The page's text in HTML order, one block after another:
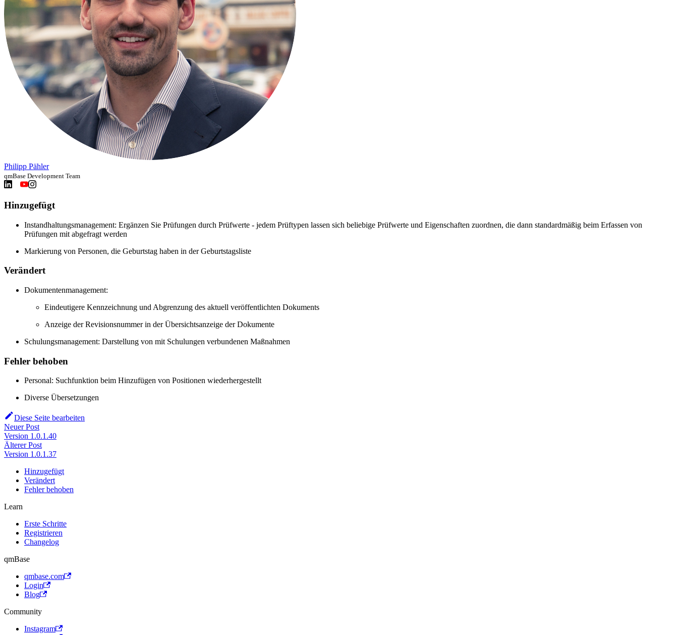
Philipp Pähler
qmBase Development Team
Hinzugefügt
Instandhaltungsmanagement: Ergänzen Sie Prüfungen durch Prüfwerte - jedem Prüftypen lassen sich beliebige Prüfwerte und Eigenschaften zuordnen, die dann standardmäßig beim Erfassen von
Prüfungen mit abgefragt werden
Markierung von Personen, die Geburtstag haben in der Geburtstagsliste
Verändert
Dokumentenmanagement:
Eindeutigere Kennzeichnung und Abgrenzung des aktuell veröffentlichten Dokuments
Anzeige der Revisionsnummer in der Übersichtsanzeige der Dokumente
Schulungsmanagement: Darstellung von mit Schulungen verbundenen Maßnahmen
Fehler behoben
Personal: Suchfunktion beim Hinzufügen von Positionen wiederhergestellt
Diverse Übersetzungen
Diese Seite bearbeiten
Neuer Post
Version 1.0.1.40
Älterer Post
Version 1.0.1.37
Hinzugefügt
Verändert
Fehler behoben
Learn
Erste Schritte
Registrieren
Changelog
qmBase
qmbase.com
Login
Blog
Community
Instagram